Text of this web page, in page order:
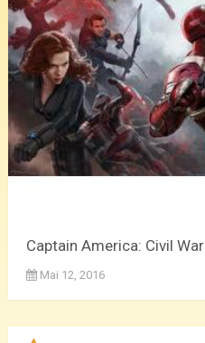
Captain America: Civil War
Mai 12, 2016